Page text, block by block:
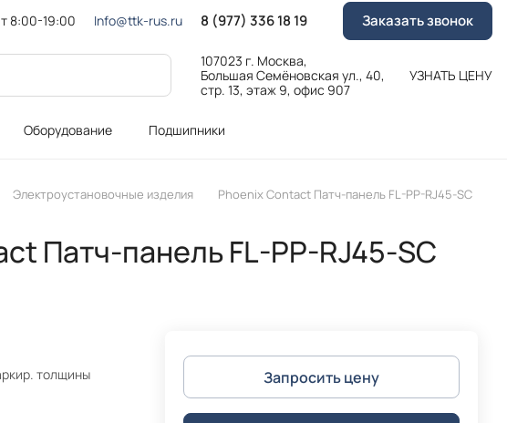
8:00-19:00 Info@ttk-rus.ru 8 (977) 336 18 19 Заказать звонок
107023 г. Москва,
Большая Семёновская ул., 40,
стр. 13, этаж 9, офис 907
УЗНАТЬ ЦЕНУ
Оборудование Подшипники
Электроустановочные изделия Phoenix Contact Патч-панель FL-PP-RJ45-SC
Патч-панель FL-PP-RJ45-SC
толщины
Запросить цену